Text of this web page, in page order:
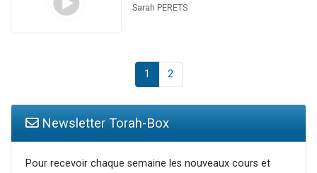
Sarah PERETS
1 2
Newsletter Torah-Box
Pour recevoir chaque semaine les nouveaux cours et